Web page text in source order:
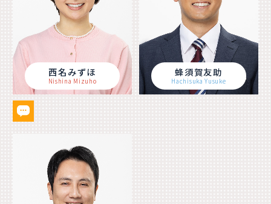
西名みずほ
Nishina Mizuho
蜂須賀友助
Hachisuka Yusuke